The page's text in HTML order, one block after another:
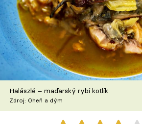
Články
TV Program
Škola vaření
Recepty z TV
Speciál: Cuketa
Halászlé – maďarský rybí kotlík
Zdroj: Oheň a dým